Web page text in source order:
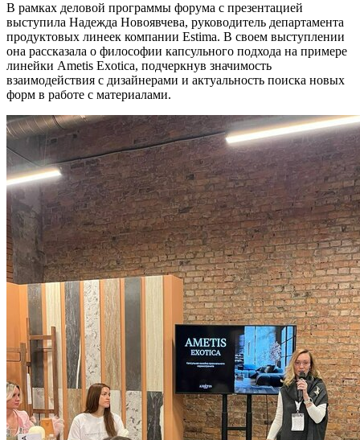
В рамках деловой программы форума с презентацией
выступила Надежда Новоявчева, руководитель департамента
продуктовых линеек компании Estima. В своем выступлении
она рассказала о философии капсульного подхода на примере
линейки Ametis Exotica, подчеркнув значимость
взаимодействия с дизайнерами и актуальность поиска новых
форм в работе с материалами.